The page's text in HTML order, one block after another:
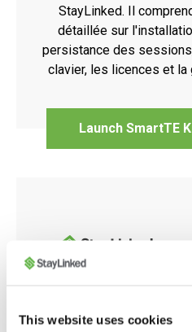
This website uses cookies
StayLinked. Il
détaillée sur
persistance des
clavier, les licences et
Launch SmartTE
Que vous intégriez des